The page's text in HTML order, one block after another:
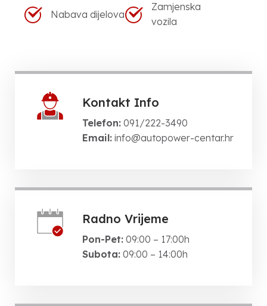
Nabava dijelova
Zamjenska
vozila
Kontakt Info
Telefon: 091/222-3490
Email: info@autopower-centar.hr
Radno Vrijeme
Pon-Pet: 09:00 – 17:00h
Subota: 09:00 – 14:00h